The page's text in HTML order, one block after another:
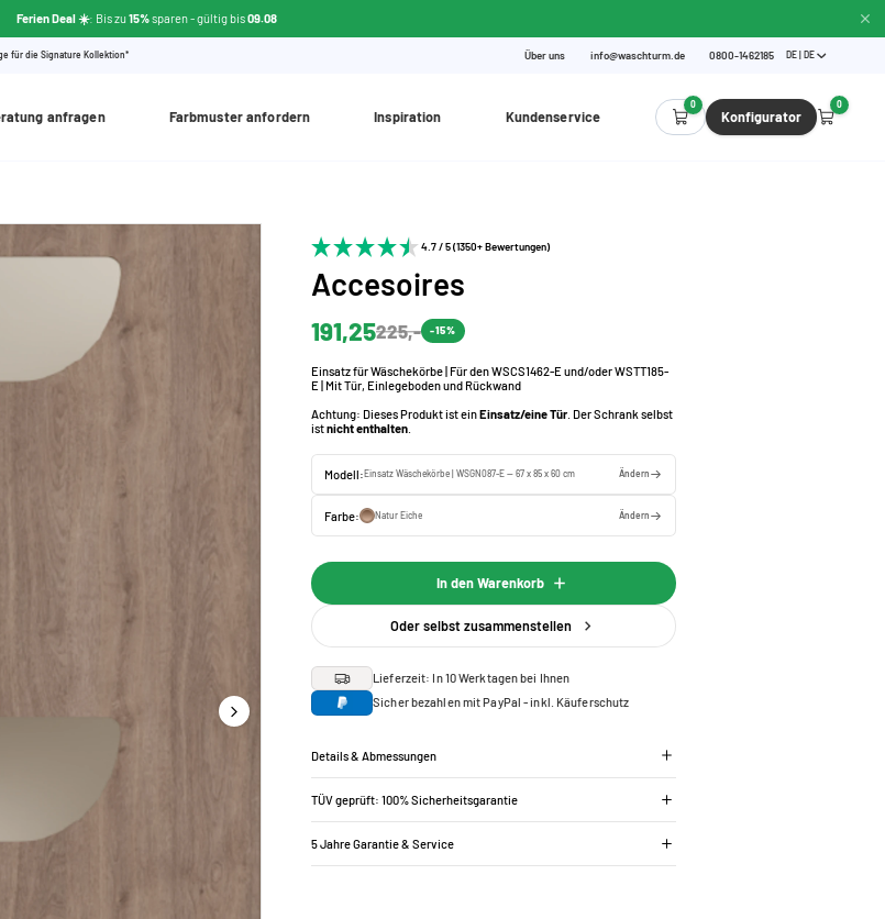
Ferien Deal ☀️: Bis zu15%sparen- gültig bis09.08
für die Signature Kollektion* Über uns info@waschturm.de 0800-1462185 DE | DE
anfragen Farbmuster anfordern Inspiration Kundenservice
0
Konfigurator
0
4.7 / 5 (1350+ Bewertungen)
Accesoires
191,25225,- -15%
Einsatz für Wäschekörbe | Für den WSCS1462-E und/oder WSTT185-
E | Mit Tür, Einlegeboden und Rückwand
Achtung: Dieses Produkt ist einEinsatz/eine Tür . Der Schrank selbst
istnicht enthalten
Modell:Einsatz Wäschekörbe | WSGN087-E — 67 x 85 x 60 cm Ändern
Farbe: Natur Eiche Ändern
In den Warenkorb
Oder selbst zusammenstellen
Lieferzeit: In 10 Werktagen bei Ihnen
Sicher bezahlen mit PayPal - inkl. Käuferschutz
Details & Abmessungen
TÜV geprüft: 100% Sicherheitsgarantie
5 Jahre Garantie & Service